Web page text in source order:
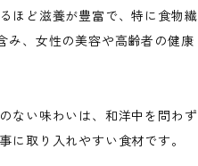
ほど滋養が豊富で、特に食物繊
み、女性の美容や高齢者の健康
ない味わいは、和洋中を問わず
に取り入れやすい食材です。